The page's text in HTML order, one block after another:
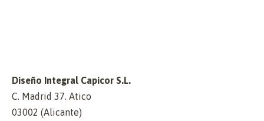
Diseño Integral Capicor S.L.
C. Madrid 37. Atico
03002 (Alicante)